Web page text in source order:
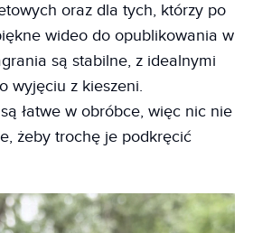
oraz dla tych, którzy po
wideo do opublikowania w
są stabilne, z idealnymi
wyjęciu z kieszeni.
łatwe w obróbce, więc nic nie
żeby trochę je podkręcić